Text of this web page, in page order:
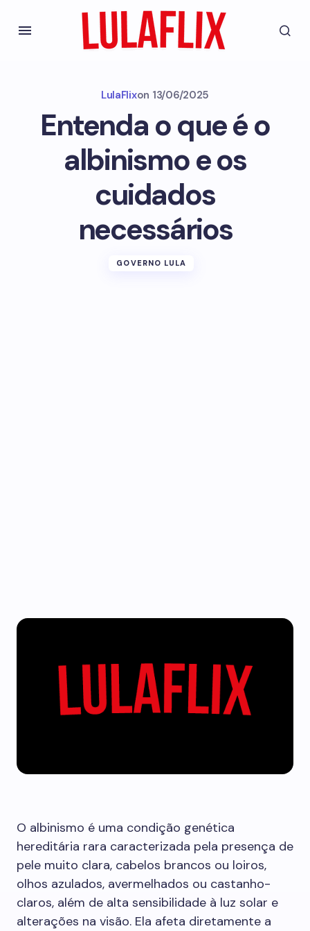
LulaFlixon 13/06/2025
Entenda o que é o
albinismo e os
cuidados
necessários
GOVERNO LULA
O albinismo é uma condição genética
hereditária rara caracterizada pela presença de
pele muito clara, cabelos brancos ou loiros,
olhos azulados, avermelhados ou castanho-
claros, além de alta sensibilidade à luz solar e
alterações na visão. Ela afeta diretamente a